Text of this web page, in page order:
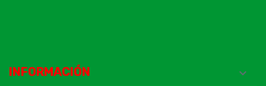
INFORMACIÓN
